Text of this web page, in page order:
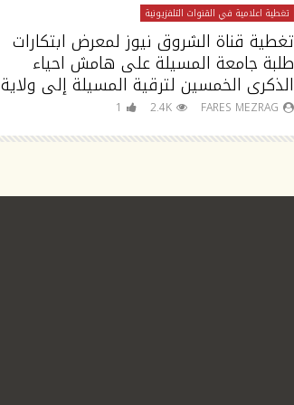
تغطية اعلامية في القنوات التلفزيونية
تغطية قناة الشروق نيوز لمعرض ابتكارات
طلبة جامعة المسيلة على هامش احياء
الذكرى الخمسين لترقية المسيلة إلى ولاية
FARES MEZRAG
2.4K
1